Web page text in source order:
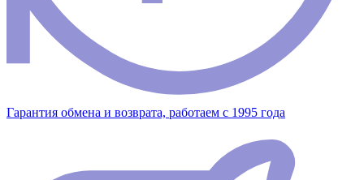
Гарантия обмена и возврата, работаем с 1995 года